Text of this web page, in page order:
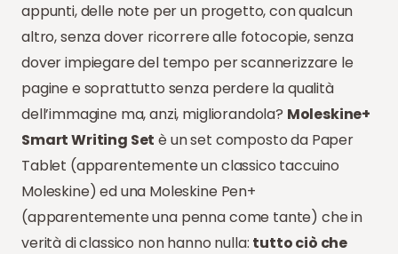
appunti, delle note per un progetto, con qualcun
altro, senza dover ricorrere alle fotocopie, senza
dover impiegare del tempo per scannerizzare le
pagine e soprattutto senza perdere la qualità
dell’immagine ma, anzi, migliorandola? Moleskine+
Smart Writing Set è un set composto da Paper
Tablet (apparentemente un classico taccuino
Moleskine) ed una Moleskine Pen+
(apparentemente una penna come tante) che in
verità di classico non hanno nulla: tutto ciò che